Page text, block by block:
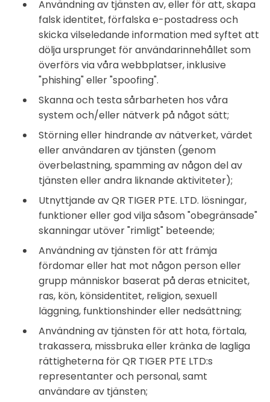
Användning av tjänsten av, eller för att, skapa
falsk identitet, förfalska e-postadress och
skicka vilseledande information med syftet att
dölja ursprunget för användarinnehållet som
överförs via våra webbplatser, inklusive
"phishing" eller "spoofing".
Skanna och testa sårbarheten hos våra
system och/eller nätverk på något sätt;
Störning eller hindrande av nätverket, värdet
eller användaren av tjänsten (genom
överbelastning, spamming av någon del av
tjänsten eller andra liknande aktiviteter);
Utnyttjande av QR TIGER PTE. LTD. lösningar,
funktioner eller god vilja såsom "obegränsade"
skanningar utöver "rimligt" beteende;
Användning av tjänsten för att främja
fördomar eller hat mot någon person eller
grupp människor baserat på deras etnicitet,
ras, kön, könsidentitet, religion, sexuell
läggning, funktionshinder eller nedsättning;
Användning av tjänsten för att hota, förtala,
trakassera, missbruka eller kränka de lagliga
rättigheterna för QR TIGER PTE LTD:s
representanter och personal, samt
användare av tjänsten;